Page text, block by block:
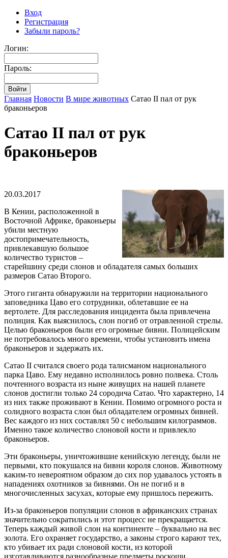
Вход
Регистрация
Забыли пароль?
Логин:
Пароль:
Главная Новости В мире животных Сатао II пал от рук
браконьеров
Сатао II пал от рук
браконьеров
20.03.2017
В Кении, расположенной в
Восточной Африке, браконьеры
убили местную
достопримечательность,
привлекавшую большое
количество туристов –
старейшину среди слонов и обладателя самых больших
размеров Сатао Второго.
Этого гиганта обнаружили на территории национального
заповедника Цаво его сотрудники, облетавшие ее на
вертолете. Для расследования инцидента была привлечена
полиция. Как выяснилось, слон погиб от отравленной стрелы.
Целью браконьеров были его огромные бивни. Полицейским
не потребовалось много времени, чтобы установить имена
браконьеров и задержать их.
Сатао II считался своего рода талисманом национального
парка Цаво. Ему недавно исполнилось ровно полвека. Столь
почтенного возраста из ныне живущих на нашей планете
слонов достигли только 24 сородича Сатао. Что характерно, 14
из них также проживают в Кении. Помимо огромного роста и
солидного возраста слон был обладателем огромных бивней.
Вес каждого из них составлял 50 с небольшим килограммов.
Именно такое количество слоновой кости и привлекло
браконьеров.
Эти браконьеры, уничтожившие кенийскую легенду, были не
первыми, кто покушался на бивни короля слонов. Животному
каким-то невероятном образом до сих пор удавалось устоять в
нападениях охотников за бивнями. Он не погиб и в
многочисленных засухах, которые ему пришлось пережить.
Из-за браконьеров популяции слонов в африканских странах
значительно сократились и этот процесс не прекращается.
Теперь каждый живой слон на континенте – буквально на вес
золота. Его охраняет государство, а законы строго карают тех,
кто убивает их ради слоновой кости, из которой
изготавливаются разнообразные предметы роскоши.